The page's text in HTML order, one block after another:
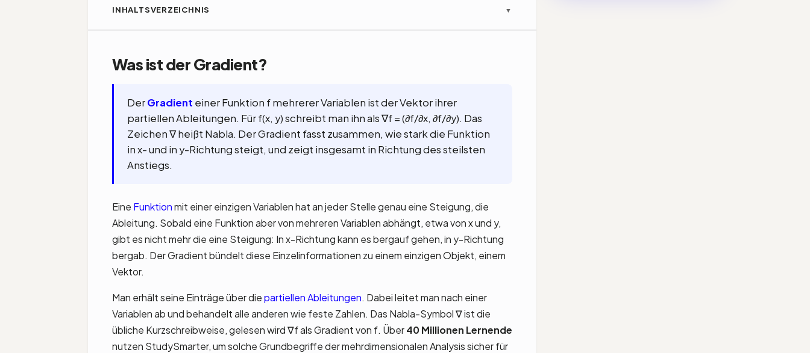
INHALTSVERZEICHNIS ▼
Was ist der Gradient?
DerGradient einer Funktion f mehrerer Variablen ist der Vektor ihrer
partiellen Ableitungen. Für f(x, y) schreibt man ihn als ∇f = (∂f/∂x, ∂f/∂y). Das
Zeichen ∇ heißt Nabla. Der Gradient fasst zusammen, wie stark die Funktion
in x- und in y-Richtung steigt, und zeigt insgesamt in Richtung des steilsten
Anstiegs.
Eine Funktionmit einer einzigen Variablen hat an jeder Stelle genau eine Steigung, die
Ableitung. Sobald eine Funktion aber von mehreren Variablen abhängt, etwa von x und y,
gibt es nicht mehr die eine Steigung: In x-Richtung kann es bergauf gehen, in y-Richtung
bergab. Der Gradient bündelt diese Einzelinformationen zu einem einzigen Objekt, einem
Vektor.
Man erhält seine Einträge über diepartiellen Ableitungen. Dabei leitet man nach einer
Variablen ab und behandelt alle anderen wie feste Zahlen. Das Nabla-Symbol ∇ ist die
übliche Kurzschreibweise, gelesen wird ∇f als Gradient von f. Über40 Millionen Lernende
nutzen StudySmarter, um solche Grundbegriffe der mehrdimensionalen Analysis sicher für